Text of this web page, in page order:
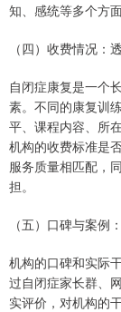
知、感统等多个方
（四）收费情况：
自闭症康复是一个
素。不同的康复训
平、课程内容、所
机构的收费标准是
服务质量相匹配，
担。
（五）口碑与案例
机构的口碑和实际
过自闭症家长群、
实评价，对机构的